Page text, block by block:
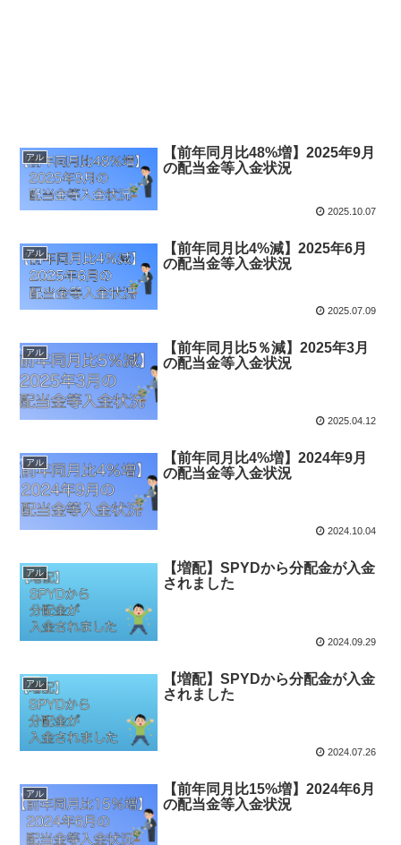
アル
【前年同月比48%増】2025年9月
の配当金等入金状況
2025.10.07
アル
【前年同月比4%減】2025年6月
の配当金等入金状況
2025.07.09
アル
【前年同月比5％減】2025年3月
の配当金等入金状況
2025.04.12
アル
【前年同月比4%増】2024年9月
の配当金等入金状況
2024.10.04
アル
【増配】SPYDから分配金が入金
されました
2024.09.29
アル
【増配】SPYDから分配金が入金
されました
2024.07.26
アル
【前年同月比15%増】2024年6月
の配当金等入金状況